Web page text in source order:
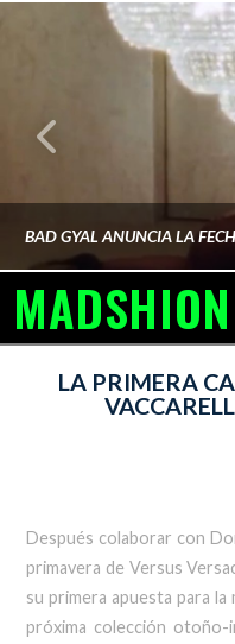
MADSHION
LA PRIMERA
Después colaborar con
primavera de Versus
su primera apuesta para
próxima colección otoño-